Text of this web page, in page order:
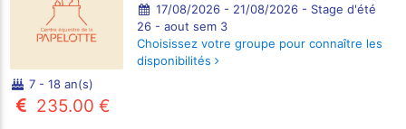
17/08/2026 - 21/08/2026 - Stage d'été
26 - aout sem 3
Choisissez votre groupe pour connaître les
disponibilités
7 - 18 an(s)
235.00 €